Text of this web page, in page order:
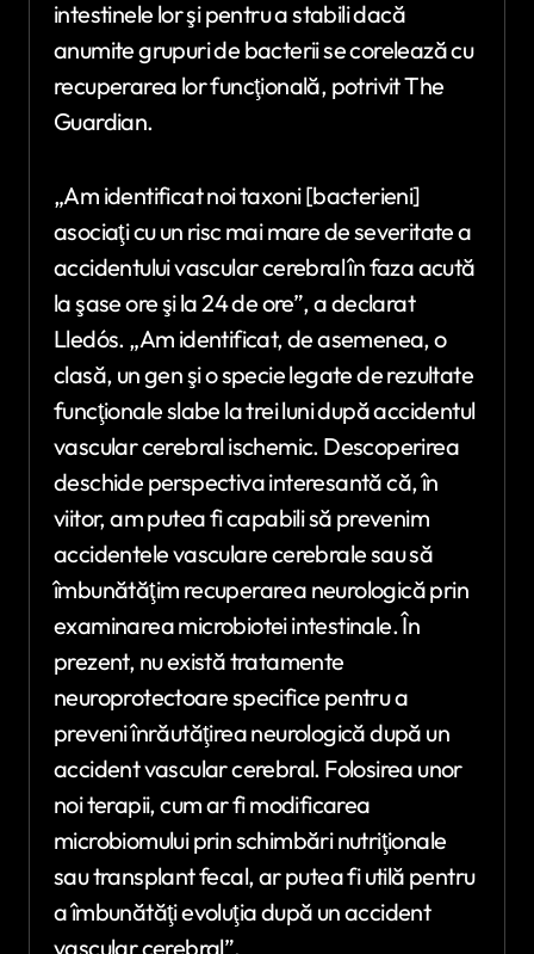
intestinele lor şi pentru a stabili dacă
anumite grupuri de bacterii se corelează cu
recuperarea lor funcţională, potrivit The
Guardian.
„Am identificat noi taxoni [bacterieni]
asociaţi cu un risc mai mare de severitate a
accidentului vascular cerebral în faza acută
la şase ore şi la 24 de ore”, a declarat
Lledós. „Am identificat, de asemenea, o
clasă, un gen şi o specie legate de rezultate
funcţionale slabe la trei luni după accidentul
vascular cerebral ischemic. Descoperirea
deschide perspectiva interesantă că, în
viitor, am putea fi capabili să prevenim
accidentele vasculare cerebrale sau să
îmbunătăţim recuperarea neurologică prin
examinarea microbiotei intestinale. În
prezent, nu există tratamente
neuroprotectoare specifice pentru a
preveni înrăutăţirea neurologică după un
accident vascular cerebral. Folosirea unor
noi terapii, cum ar fi modificarea
microbiomului prin schimbări nutriţionale
sau transplant fecal, ar putea fi utilă pentru
a îmbunătăţi evoluţia după un accident
vascular cerebral”.